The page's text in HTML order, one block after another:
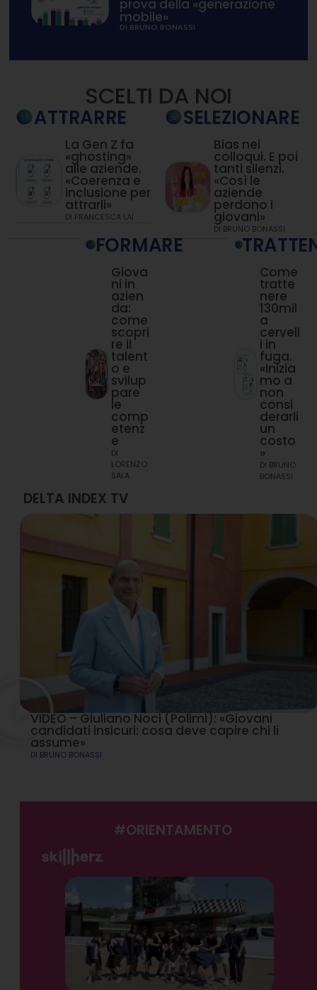
prova della «generazione
mobile»
DI BRUNO BONASSI
SCELTI DA NOI
ATTRARRE
La Gen Z fa
«ghosting»
alle aziende.
«Coerenza e
inclusione per
attrarli»
DI FRANCESCA LAI
SELEZIONARE
Bias nei
colloqui. E poi
tanti silenzi.
«Così le
aziende
perdono i
giovani»
DI BRUNO BONASSI
FORMARE
Giova
ni in
azien
da:
come
scopri
re il
talent
o e
svilup
pare
le
comp
etenz
e
DI
LORENZO
SALA
Come
tratte
nere
130mil
a
cervell
i in
fuga.
«Inizia
mo a
non
consi
derarli
un
costo
»
DI BRUNO
BONASSI
DELTA INDEX TV
VIDEO – Giuliano Noci (Polimi): «Giovani
candidati insicuri: cosa deve capire chi li
assume»
DI BRUNO BONASSI
#ORIENTAMENTO